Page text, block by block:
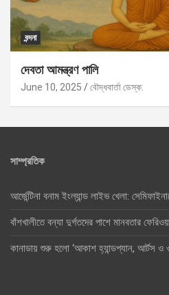
বন্দনা
দেবতা আমন্ত্রণ পালি
June 10, 2025 বৌদ্ধবার্তা ডেস্ক:
সাম্প্রতিক
আর্জেন্টিনা বনাম ইংল্যান্ড লাইভ খেলা:
বাঁশখালীতে বন্যা দুর্গতদের পাশে মানবতার
কানাডায় শুরু হলো ‘আকাশ হ্যান্ডপ্যান, আর্টস ও